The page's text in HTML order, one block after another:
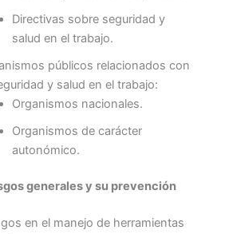
Directivas sobre seguridad y
salud en el trabajo.
públicos relacionados con
y salud en el trabajo:
Organismos nacionales.
Organismos de carácter
autonómico.
generales y su prevención
en el manejo de herramientas